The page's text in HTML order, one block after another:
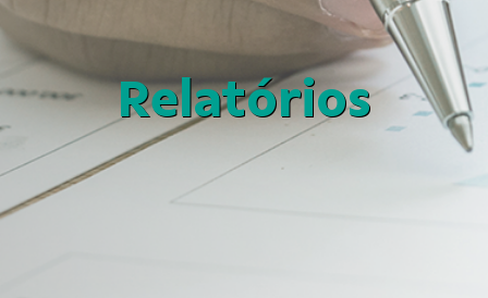
Relatórios